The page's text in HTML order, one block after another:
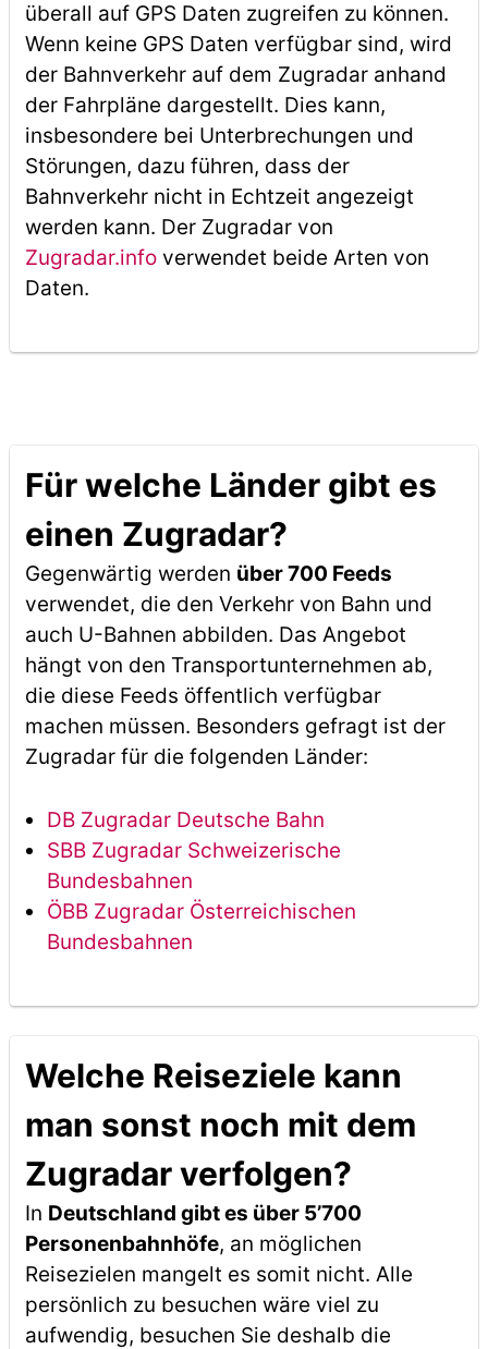
überall auf GPS Daten zugreifen zu können.
Wenn keine GPS Daten verfügbar sind, wird
der Bahnverkehr auf dem Zugradar anhand
der Fahrpläne dargestellt. Dies kann,
insbesondere bei Unterbrechungen und
Störungen, dazu führen, dass der
Bahnverkehr nicht in Echtzeit angezeigt
werden kann. Der Zugradar von
Zugradar.infoverwendet beide Arten von
Daten.
Für welche Länder gibt es
einen Zugradar?
Gegenwärtig werden über 700 Feeds
verwendet, die den Verkehr von Bahn und
auch U-Bahnen abbilden. Das Angebot
hängt von den Transportunternehmen ab,
die diese Feeds öffentlich verfügbar
machen müssen. Besonders gefragt ist der
Zugradar für die folgenden Länder:
DB Zugradar Deutsche Bahn
SBB Zugradar Schweizerische
Bundesbahnen
ÖBB Zugradar Österreichischen
Bundesbahnen
Welche Reiseziele kann
man sonst noch mit dem
Zugradar verfolgen?
In Deutschland gibt es über 5’700
Personenbahnhöfe, an möglichen
Reisezielen mangelt es somit nicht. Alle
persönlich zu besuchen wäre viel zu
aufwendig, besuchen Sie deshalb die